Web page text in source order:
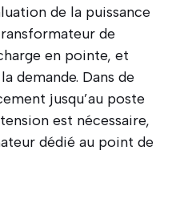
de la puissance
de
en pointe, et
demande. Dans de
jusqu’au poste
est nécessaire,
dédié au point de